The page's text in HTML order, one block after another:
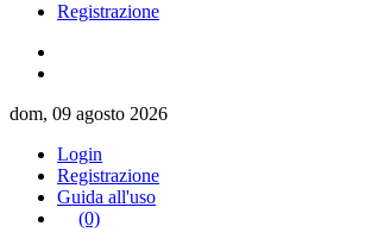
Registrazione
dom, 09 agosto 2026
Login
Registrazione
Guida all'uso
(0)